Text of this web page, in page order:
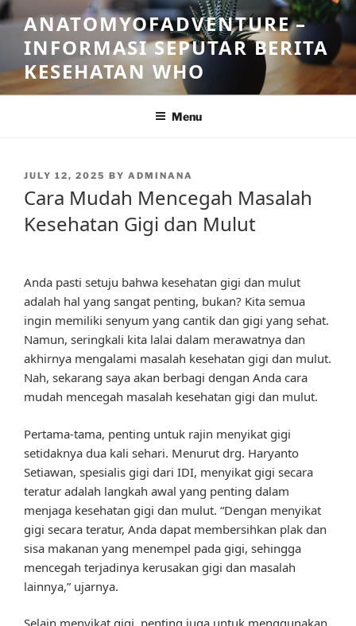
Skip
to
content
ANATOMYOFADVENTURE –
INFORMASI SEPUTAR BERITA
KESEHATAN WHO
Menu
POSTED
JULY 12, 2025 BY ADMINANA
Cara Mudah Mencegah Masalah
Kesehatan Gigi dan Mulut
Anda pasti setuju bahwa kesehatan gigi dan mulut
adalah hal yang sangat penting, bukan? Kita semua
ingin memiliki senyum yang cantik dan gigi yang sehat.
Namun, seringkali kita lalai dalam merawatnya dan
akhirnya mengalami masalah kesehatan gigi dan mulut.
Nah, sekarang saya akan berbagi dengan Anda cara
mudah mencegah masalah kesehatan gigi dan mulut.
Pertama-tama, penting untuk rajin menyikat gigi
setidaknya dua kali sehari. Menurut drg. Haryanto
Setiawan, spesialis gigi dari IDI, menyikat gigi secara
teratur adalah langkah awal yang penting dalam
menjaga kesehatan gigi dan mulut. “Dengan menyikat
gigi secara teratur, Anda dapat membersihkan plak dan
sisa makanan yang menempel pada gigi, sehingga
mencegah terjadinya kerusakan gigi dan masalah
lainnya,” ujarnya.